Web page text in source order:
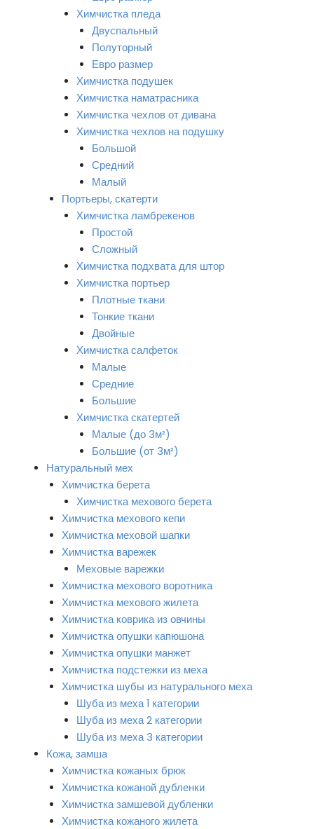
Химчистка пледа
Двуспальный
Полуторный
Евро размер
Химчистка подушек
Химчистка наматрасника
Химчистка чехлов от дивана
Химчистка чехлов на подушку
Большой
Средний
Малый
Портьеры, скатерти
Химчистка ламбрекенов
Простой
Сложный
Химчистка подхвата для штор
Химчистка портьер
Плотные ткани
Тонкие ткани
Двойные
Химчистка салфеток
Малые
Средние
Большие
Химчистка скатертей
Малые (до 3м²)
Большие (от 3м²)
Натуральный мех
Химчистка берета
Химчистка мехового берета
Химчистка мехового кепи
Химчистка меховой шапки
Химчистка варежек
Меховые варежки
Химчистка мехового воротника
Химчистка мехового жилета
Химчистка коврика из овчины
Химчистка опушки капюшона
Химчистка опушки манжет
Химчистка подстежки из меха
Химчистка шубы из натурального меха
Шуба из меха 1 категории
Шуба из меха 2 категории
Шуба из меха 3 категории
Кожа, замша
Химчистка кожаных брюк
Химчистка кожаной дубленки
Химчистка замшевой дубленки
Химчистка кожаного жилета